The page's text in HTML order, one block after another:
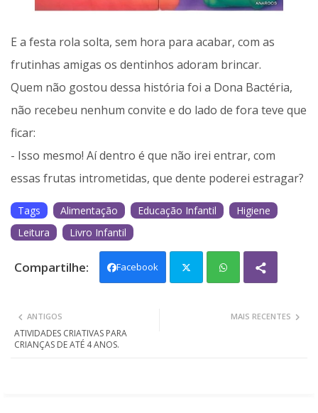
E a festa rola solta, sem hora para acabar, com as
frutinhas amigas os dentinhos adoram brincar.
Quem não gostou dessa história foi a Dona Bactéria,
não recebeu nenhum convite e do lado de fora teve que
ficar:
- Isso mesmo! Aí dentro é que não irei entrar, com
essas frutas intrometidas, que dente poderei estragar?
Tags Alimentação Educação Infantil
Higiene
Leitura
Livro Infantil
Facebook
MAIS RECENTES
ANTIGOS
ATIVIDADES CRIATIVAS PARA
CRIANÇAS DE ATÉ 4 ANOS.